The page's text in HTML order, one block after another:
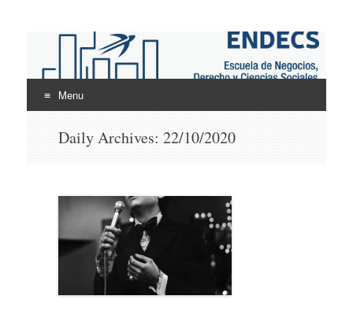
ENDECS
Escuela de Negocios Derecho y Ciencias Sociales
Menu
Daily Archives: 22/10/2020